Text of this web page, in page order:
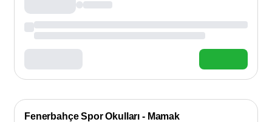
Fenerbahçe Spor Okulları - Mamak